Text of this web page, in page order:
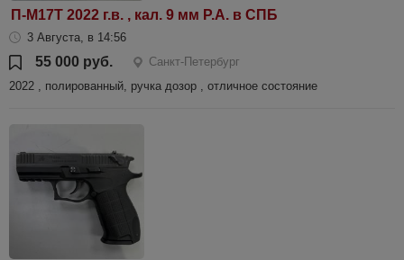
П-М17Т 2022 г.в. , кал. 9 мм Р.А. в СПБ
3 Августа, в 14:56
55 000 руб.
Санкт-Петербург
2022 , полированный, ручка дозор , отличное состояние